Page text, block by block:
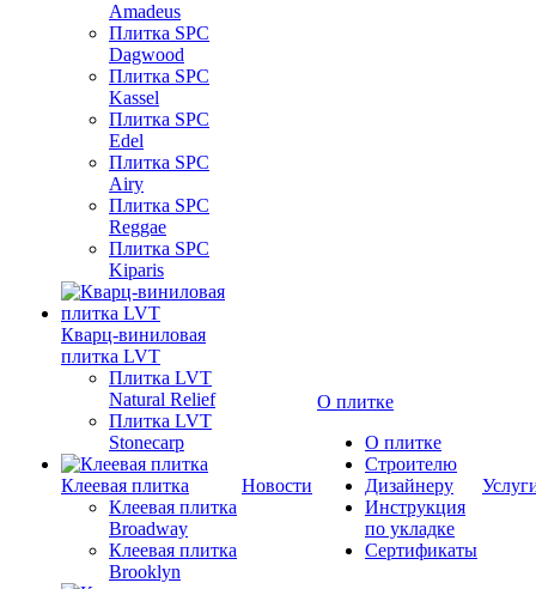
Amadeus
Плитка SPC
Dagwood
Плитка SPC
Kassel
Плитка SPC
Edel
Плитка SPC
Airy
Плитка SPC
Reggae
Плитка SPC
Kiparis
Кварц-виниловая
плитка LVT
Плитка LVT
Natural Relief
Плитка LVT
Stonecarp
Клеевая плитка
Клеевая плитка
Broadway
Клеевая плитка
Brooklyn
Новости
О плитке
О плитке
Строителю
Дизайнеру
Инструкция
по укладке
Сертификаты